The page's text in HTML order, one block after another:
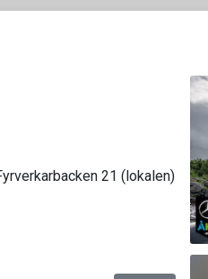
21 (lokalen)